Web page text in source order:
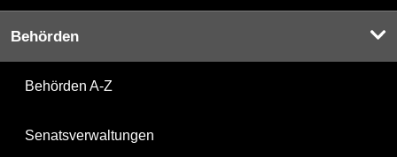
Behörden
Behörden A-Z
Senatsverwaltungen